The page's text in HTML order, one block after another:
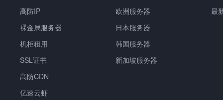
高防IP
裸金属服务器
机柜租用
SSL证书
高防CDN
亿速云虾
欧洲服务器
日本服务器
韩国服务器
新加坡服务器
最